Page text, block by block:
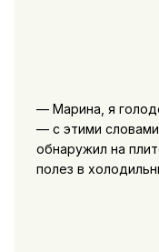
— Марина, я
— с этими
обнаружил на
полез в